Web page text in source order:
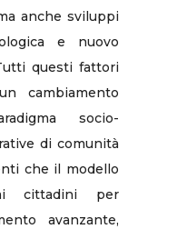
anche sviluppi
e nuovo
questi fattori
cambiamento
socio-
di comunità
che il modello
cittadini per
avanzante,